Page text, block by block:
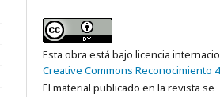
Esta obra está bajo licencia
Creative Commons Reconocimiento
El material publicado en la revista se